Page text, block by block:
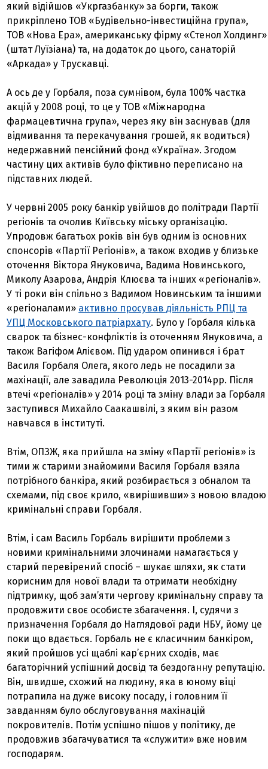
який відійшов «Укргазбанку» за борги, також
прикріплено ТОВ «Будівельно-інвестиційна група»,
ТОВ «Нова Ера», американську фірму «Стенол Холдинг»
(штат Луїзіана) та, на додаток до цього, санаторій
«Аркада» у Трускавці.
А ось де у Горбаля, поза сумнівом, була 100% частка
акцій у 2008 році, то це у ТОВ «Міжнародна
фармацевтична група», через яку він заснував (для
відмивання та перекачування грошей, як водиться)
недержавний пенсійний фонд «Україна». Згодом
частину цих активів було фіктивно переписано на
підставних людей.
У червні 2005 року банкір увійшов до політради Партії
регіонів та очолив Київську міську організацію.
Упродовж багатьох років він був одним із основних
спонсорів «Партії Регіонів», а також входив у близьке
оточення Віктора Януковича, Вадима Новинського,
Миколу Азарова, Андрія Клюєва та інших «регіоналів».
У ті роки він спільно з Вадимом Новинським та іншими
«регіоналами» активно просував діяльність РПЦ та
УПЦ Московського патріархату. Було у Горбаля кілька
сварок та бізнес-конфліктів із оточенням Януковича, а
також Вагіфом Алієвом. Під ударом опинився і брат
Василя Горбаля Олега, якого ледь не посадили за
махінації, але завадила Революція 2013-2014рр. Після
втечі «регіоналів» у 2014 році та зміну влади за Горбаля
заступився Михайло Саакашвілі, з яким він разом
навчався в інституті.
Втім, ОПЗЖ, яка прийшла на зміну «Партії регіонів» із
тими ж старими знайомими Василя Горбаля взяла
потрібного банкіра, який розбирається з обналом та
схемами, під своє крило, «вирішивши» з новою владою
кримінальні справи Горбаля.
Втім, і сам Василь Горбаль вирішити проблеми з
новими кримінальними злочинами намагається у
старий перевірений спосіб – шукає шляхи, як стати
корисним для нової влади та отримати необхідну
підтримку, щоб зам’яти чергову кримінальну справу та
продовжити своє особисте збагачення. І, судячи з
призначення Горбаля до Наглядової ради НБУ, йому це
поки що вдається. Горбаль не є класичним банкіром,
який пройшов усі щаблі кар’єрних сходів, має
багаторічний успішний досвід та бездоганну репутацію.
Він, швидше, схожий на людину, яка в юному віці
потрапила на дуже високу посаду, і головним її
завданням було обслуговування махінацій
покровителів. Потім успішно пішов у політику, де
продовжив збагачуватися та «служити» вже новим
господарям.